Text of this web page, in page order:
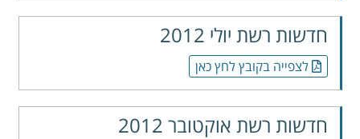
חדשות רשת יולי 2012
לצפייה בקובץ לחץ כאן
חדשות רשת אוקטובר 2012